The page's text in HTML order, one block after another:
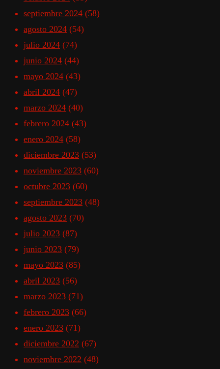
septiembre 2024 (58)
agosto 2024 (54)
julio 2024 (74)
junio 2024 (44)
mayo 2024 (43)
abril 2024 (47)
marzo 2024 (40)
febrero 2024 (43)
enero 2024 (58)
diciembre 2023 (53)
noviembre 2023 (60)
octubre 2023 (60)
septiembre 2023 (48)
agosto 2023 (70)
julio 2023 (87)
junio 2023 (79)
mayo 2023 (85)
abril 2023 (56)
marzo 2023 (71)
febrero 2023 (66)
enero 2023 (71)
diciembre 2022 (67)
noviembre 2022 (48)